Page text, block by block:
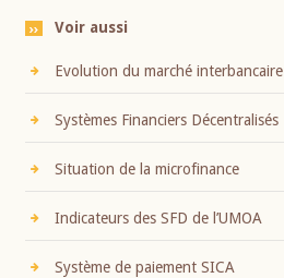
Voir aussi
Evolution du marché interbancaire
Systèmes Financiers Décentralisés
Situation de la microfinance
Indicateurs des SFD de l’UMOA
Système de paiement SICA